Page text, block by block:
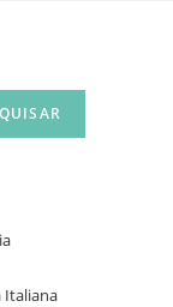
Italiana